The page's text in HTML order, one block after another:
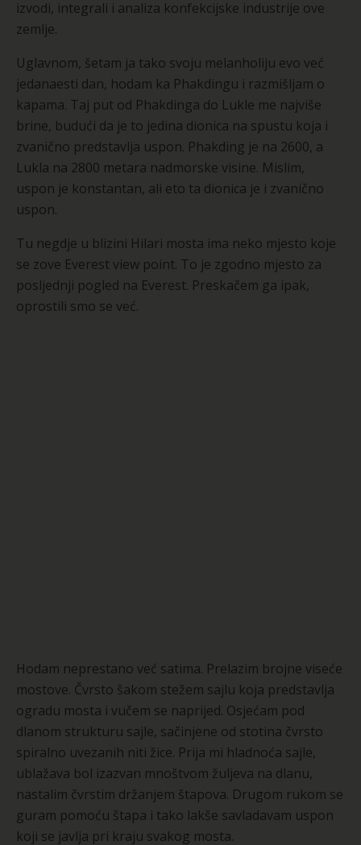
izvodi, integrali i analiza konfekcijske industrije ove
zemlje.
Uglavnom, šetam ja tako svoju melanholiju evo već
jedanaesti dan, hodam ka Phakdingu i razmišljam o
kapama. Taj put od Phakdinga do Lukle me najviše
brine, budući da je to jedina dionica na spustu koja i
zvanično predstavlja uspon. Phakding je na 2600, a
Lukla na 2800 metara nadmorske visine. Mislim,
uspon je konstantan, ali eto ta dionica je i zvanično
uspon.
Tu negdje u blizini Hilari mosta ima neko mjesto koje
se zove Everest view point. To je zgodno mjesto za
posljednji pogled na Everest. Preskačem ga ipak,
oprostili smo se već.
Hodam neprestano već satima. Prelazim brojne viseće
mostove. Čvrsto šakom stežem sajlu koja predstavlja
ogradu mosta i vučem se naprijed. Osjećam pod
dlanom strukturu sajle, sačinjene od stotina čvrsto
spiralno uvezanih niti žice. Prija mi hladnoća sajle,
ublažava bol izazvan mnoštvom žuljeva na dlanu,
nastalim čvrstim držanjem štapova. Drugom rukom se
guram pomoću štapa i tako lakše savladavam uspon
koji se javlja pri kraju svakog mosta.